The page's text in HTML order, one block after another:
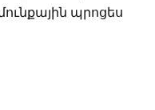
պրոցես